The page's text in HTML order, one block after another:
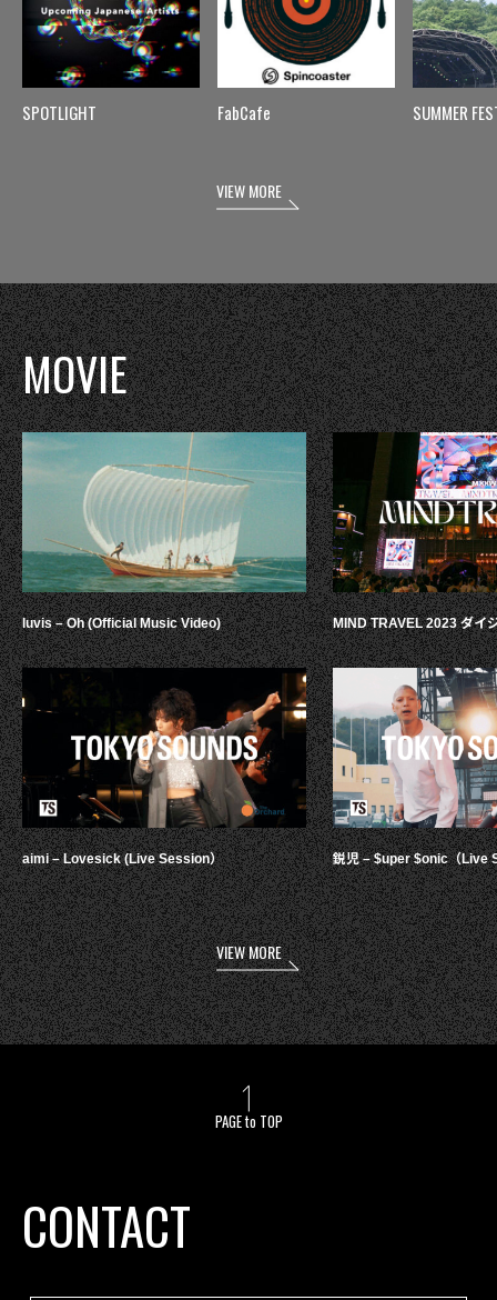
SPOTLIGHT FabCafe SUMMER
VIEW MORE
MOVIE
luvis – Oh (Official Music Video)
aimi – Lovesick (Live Session）
MIND TRAVEL 2023 ダイ
鋭児 – $uper $onic（Live
VIEW MORE
PAGE to TOP
CONTACT